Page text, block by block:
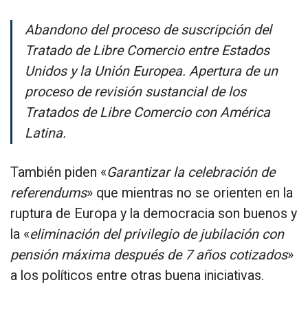
Abandono del proceso de suscripción del
Tratado de Libre Comercio entre Estados
Unidos y la Unión Europea. Apertura de un
proceso de revisión sustancial de los
Tratados de Libre Comercio con América
Latina.
También piden «Garantizar la celebración de
referendums» que mientras no se orienten en la
ruptura de Europa y la democracia son buenos y
la «eliminación del privilegio de jubilación con
pensión máxima después de 7 años cotizados»
a los políticos entre otras buena iniciativas.